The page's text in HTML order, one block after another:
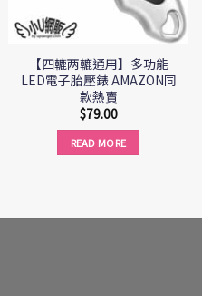
【四轆两轆通用】多功能
LED電子胎壓錶 AMAZON同
款熱賣
$79.00
READ MORE